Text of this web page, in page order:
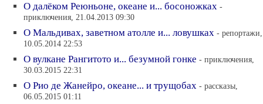
О далёком Реюньоне, океане и... босоножках -
приключения, 21.04.2013 09:30
О Мальдивах, заветном атолле и... ловушках - репортажи,
10.05.2014 22:53
О вулкане Рангитото и... безумной гонке - приключения,
30.03.2015 22:31
О Рио де Жанейро, океане... и трущобах - рассказы,
06.05.2015 01:11